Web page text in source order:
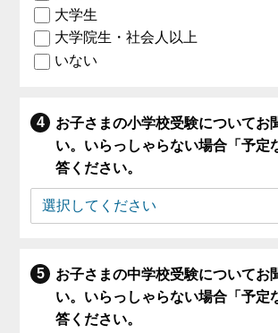
大学生
大学院生・社会人以上
いない
お子さまの小学校受験についてお
い。いらっしゃらない場合「予定
答ください。
お子さまの中学校受験についてお
い。いらっしゃらない場合「予定
答ください。